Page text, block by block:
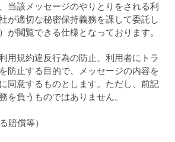
当該メッセージのやりとりをされる利
が適切な秘密保持義務を課して委託し
が閲覧できる仕様となっております。
用規約違反行為の防止、利用者にトラ
防止する目的で、メッセージの内容を
同意するものとします。ただし、前記
を負うものではありません。
賠償等）